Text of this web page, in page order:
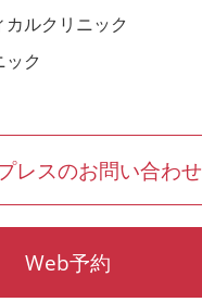
ルクリニック
ク
レスのお問い合わせ
Web予約